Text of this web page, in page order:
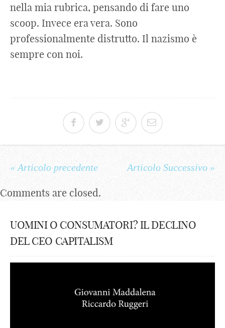
nella mia rubrica, pensando di fare uno
scoop. Invece era vera. Sono
professionalmente distrutto. Il nazismo è
sempre con noi.
« Articolo precedente Articolo Successivo »
Comments are closed.
UOMINI O CONSUMATORI? IL DECLINO
DEL CEO CAPITALISM